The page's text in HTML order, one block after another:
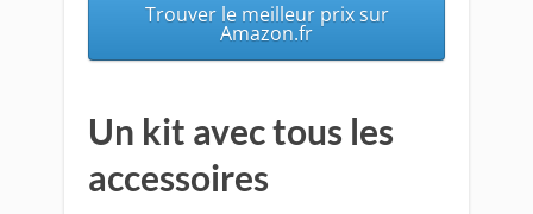
Trouver le meilleur prix sur
Amazon.fr
Un kit avec tous les
accessoires